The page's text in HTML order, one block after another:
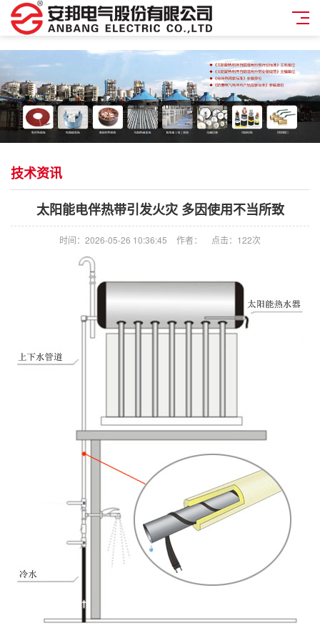
技术资讯
太阳能电伴热带引发火灾 多因使用不当所致
时间：2026-05-26 10:36:45 作者： 点击： 122次